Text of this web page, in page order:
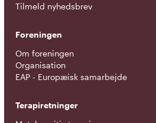
Tilmeld nyhedsbrev
Foreningen
Om foreningen
Organisation
EAP - Europæisk samarbejde
Terapiretninger